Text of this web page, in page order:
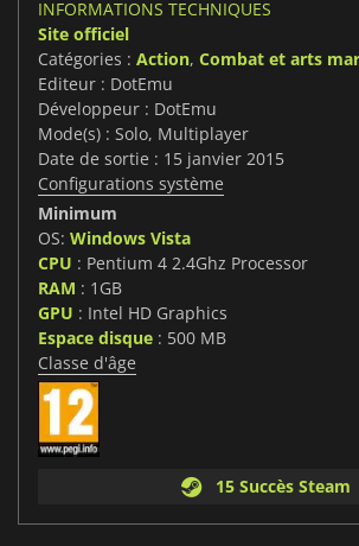
INFORMATIONS TECHNIQUES
Site officiel
Catégories : Action, Combat et arts
Editeur : DotEmu
Développeur : DotEmu
Mode(s) : Solo, Multiplayer
Date de sortie : 15 janvier 2015
Configurations système
Minimum
OS: Windows Vista
CPU : Pentium 4 2.4Ghz Processor
RAM : 1GB
GPU : Intel HD Graphics
Espace disque : 500 MB
Classe d'âge
15 Succès Steam